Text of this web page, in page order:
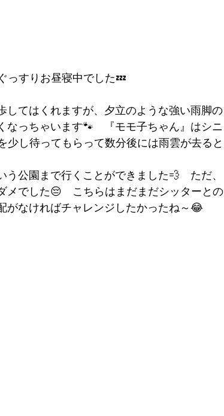
っすりお昼寝中でした💤
してはくれますが、夕立のような強い雨脚の
っちゃいます🐾　『モモ子ちゃん』はシニ
し待ってもらって数分後には雨雲が去ると
公園まで行くことができました💨　ただ、
でした😔　こちらはまだまだシッターとの
がなければチャレンジしたかったね～😂